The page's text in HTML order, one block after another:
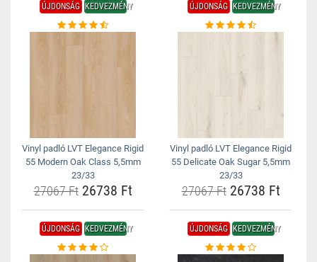
ÚJDONSÁG KEDVEZMÉNY
Vinyl padló LVT Elegance Rigid
55 Modern Oak Class 5,5mm
23/33
27067 Ft26738 Ft
ÚJDONSÁG KEDVEZMÉNY
Vinyl padló LVT Elegance Rigid
55 Delicate Oak Sugar 5,5mm
23/33
27067 Ft26738 Ft
ÚJDONSÁG KEDVEZMÉNY ÚJDONSÁG KEDVEZMÉNY